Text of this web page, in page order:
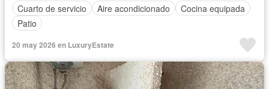
Cuarto de servicio
Aire acondicionado
Cocina equipada
Patio
20 may 2026 en LuxuryEstate